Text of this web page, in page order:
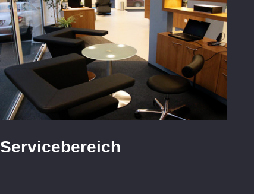
Servicebereich